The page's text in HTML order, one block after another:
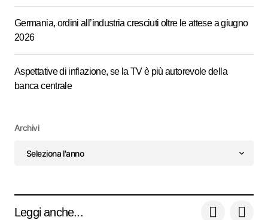
Germania, ordini all’industria cresciuti oltre le attese a giugno
2026
Aspettative di inflazione, se la TV è più autorevole della
banca centrale
Archivi
Leggi anche...